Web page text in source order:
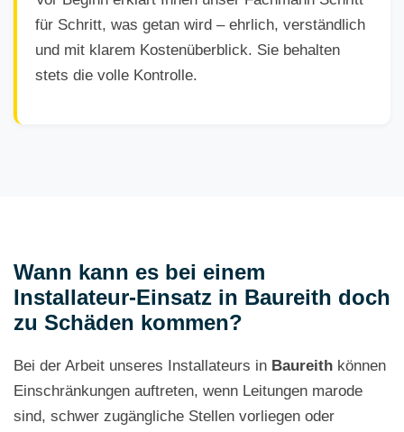
für Schritt, was getan wird – ehrlich, verständlich
und mit klarem Kostenüberblick. Sie behalten
stets die volle Kontrolle.
Wann kann es bei einem
Installateur-Einsatz in Baureith doch
zu Schäden kommen?
Bei der Arbeit unseres Installateurs in Baureith können
Einschränkungen auftreten, wenn Leitungen marode
sind, schwer zugängliche Stellen vorliegen oder